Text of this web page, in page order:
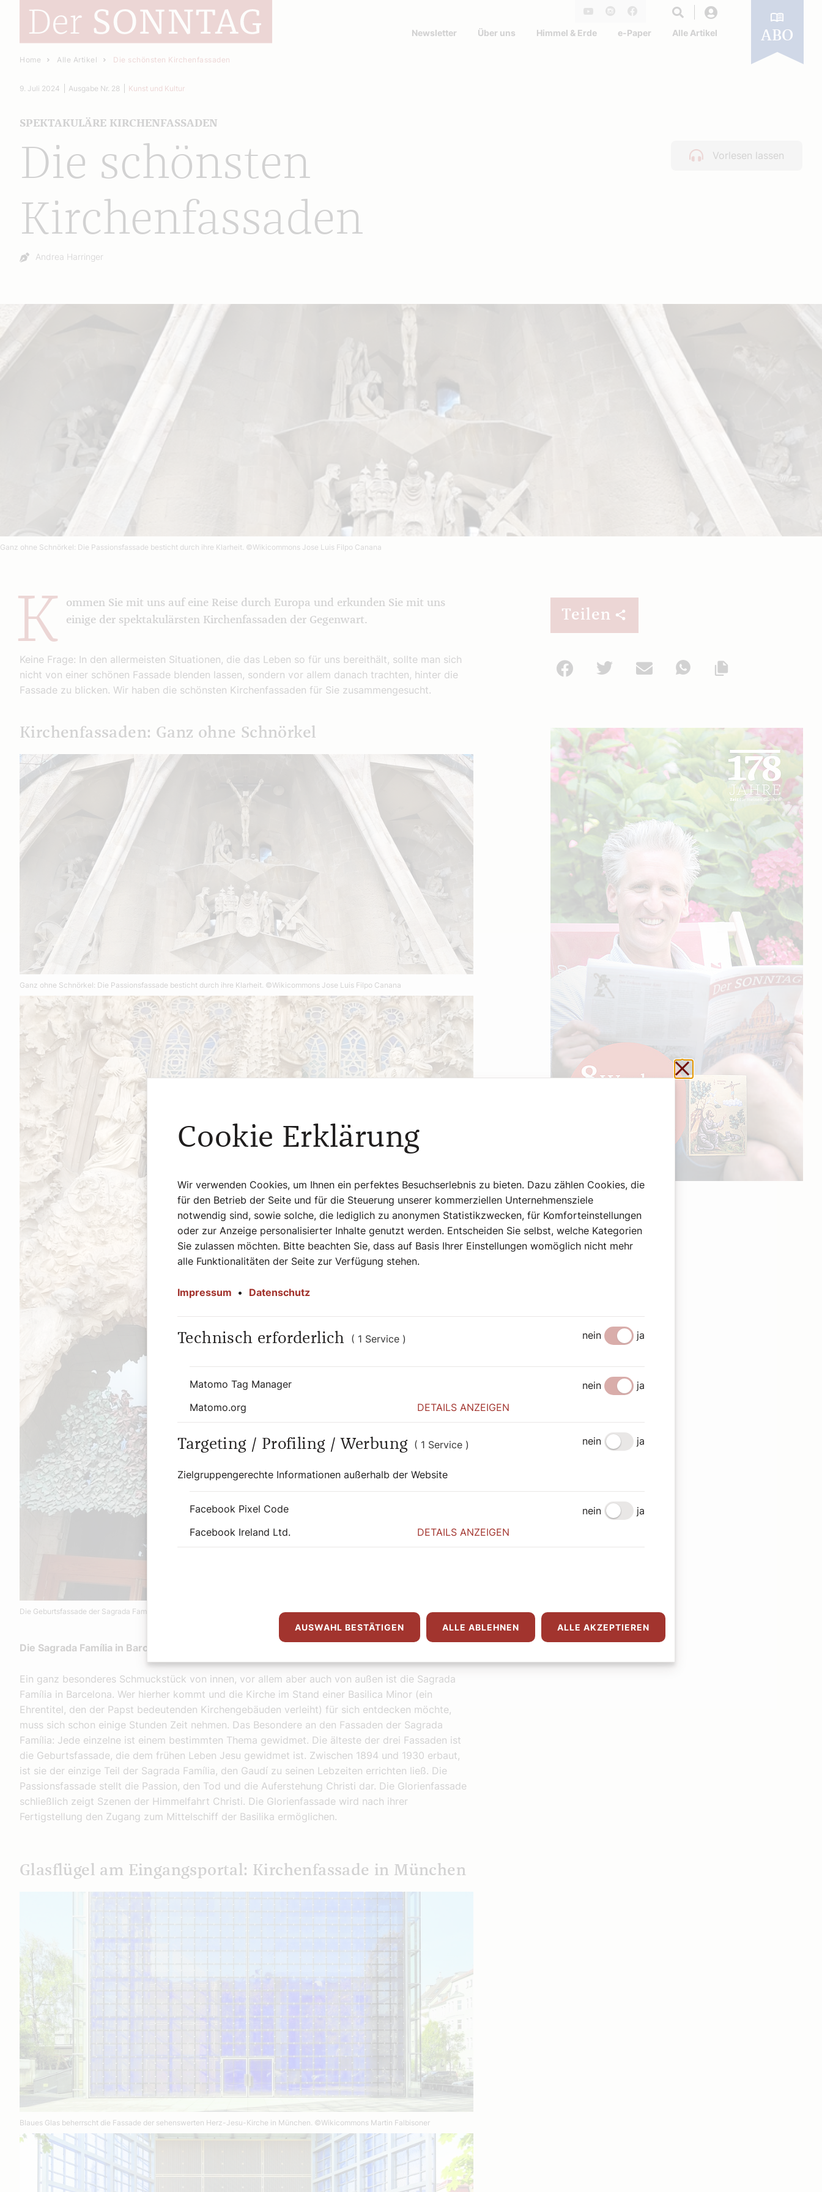
Facebook
Newsletter Über uns Himmel & Erde e-Paper Alle Artikel ABO
Home Alle Artikel Die schönsten Kirchenfassaden
Vorlesen lassen
Die schönsten
Kirchenfassaden
SPEKTAKULÄRE KIRCHENFASSADEN
9. Juli 2024 Ausgabe Nr. 28 Kunst und Kultur
Autor:
Andrea Harringer
Ganz ohne Schnörkel: Die Passionsfassade besticht durch ihre Klarheit. ©Wikicommons Jose Luis Filpo Canana
K
ommen Sie mit uns auf eine Reise durch Europa und erkunden Sie mit uns
einige der spektakulärsten Kirchenfassaden der Gegenwart.
Keine Frage: In den allermeisten Situationen, die das Leben so für uns bereithält, sollte man sich
nicht von einer schönen Fassade blenden lassen, sondern vor allem danach trachten, hinter die
Fassade zu blicken. Wir haben die schönsten Kirchenfassaden für Sie zusammengesucht.
Kirchenfassaden: Ganz ohne Schnörkel
Ganz ohne Schnörkel: Die Passionsfassade besticht durch ihre Klarheit. ©Wikicommons Jose Luis Filpo Canana
Die Geburtsfassade der Sagrada Familia in Barcelona.
Die Sagrada Família in Barcelona: Geburt, Tod und Herrlichkeit
Ein ganz besonderes Schmuckstück von innen, vor allem aber auch von außen ist die Sagrada
Família in Barcelona. Wer hierher kommt und die Kirche im Stand einer Basilica Minor (ein
Ehrentitel, den der Papst bedeutenden Kirchengebäuden verleiht) für sich entdecken möchte,
muss sich schon einige Stunden Zeit nehmen. Das Besondere an den Fassaden der Sagrada
Família: Jede einzelne ist einem bestimmten Thema gewidmet. Die älteste der drei Fassaden ist
die Geburtsfassade, die dem frühen Leben Jesu gewidmet ist. Zwischen 1894 und 1930 erbaut,
ist sie der einzige Teil der Sagrada Família, den Gaudí zu seinen Lebzeiten errichten ließ. Die
Passionsfassade stellt die Passion, den Tod und die Auferstehung Christi dar. Die Glorienfassade
schließlich zeigt Szenen der Himmelfahrt Christi. Die Glorienfassade wird nach ihrer
Fertigstellung den Zugang zum Mittelschiff der Basilika ermöglichen.
Glasflügel am Eingangsportal: Kirchenfassade in München
Blaues Glas beherrscht die Fassade der sehenswerten Herz-Jesu-Kirche in München. ©Wikicommons Martin Falbisoner
Teilen
Facebook
Twitter Mail
WhatsApp
Werbung
Schließen ohne zu
Cookie Erklärung
Wir verwenden Cookies, um Ihnen ein perfektes Besuchserlebnis zu bieten. Dazu zählen Cookies, die
für den Betrieb der Seite und für die Steuerung unserer kommerziellen Unternehmensziele
notwendig sind, sowie solche, die lediglich zu anonymen Statistikzwecken, für Komforteinstellungen
oder zur Anzeige personalisierter Inhalte genutzt werden. Entscheiden Sie selbst, welche Kategorien
Sie zulassen möchten. Bitte beachten Sie, dass auf Basis Ihrer Einstellungen womöglich nicht mehr
alle Funktionalitäten der Seite zur Verfügung stehen.
Impressum • Datenschutz
Technisch erforderlich ( 1 Service ) nein ja
Matomo Tag Manager nein
ja
Matomo.org
DETAILS ANZEIGEN
Targeting / Profiling / Werbung ( 1 Service )
Zielgruppengerechte Informationen außerhalb der Website
nein ja
Facebook Pixel Code nein
ja
Facebook Ireland Ltd.
DETAILS ANZEIGEN
AUSWAHL BESTÄTIGEN ALLE ABLEHNEN ALLE AKZEPTIEREN